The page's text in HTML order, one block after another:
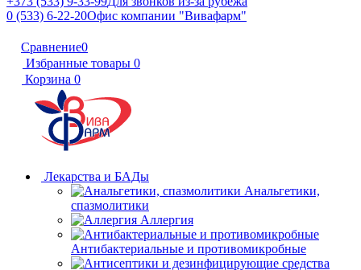
0 (533) 6-22-20Офис компании "Вивафарм"
Сравнение0
Избранные товары 0
Корзина 0
Лекарства и БАДы
Анальгетики,
спазмолитики
Аллергия
Антибактериальные и противомикробные